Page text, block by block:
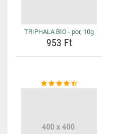
TRIPHALA BIO - por, 10g
953 Ft